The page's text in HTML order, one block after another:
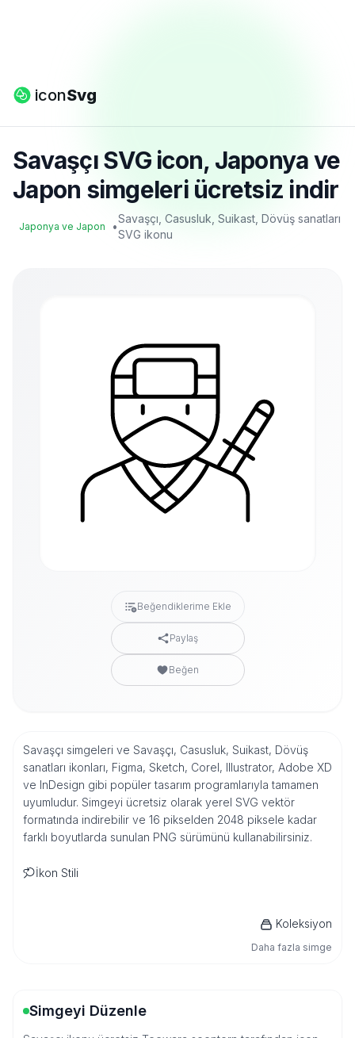
iconSvg
Savaşçı SVG icon, Japonya ve
Japon simgeleri ücretsiz indir
Japonya ve Japon •
Savaşçı, Casusluk, Suikast, Dövüş sanatları
SVG ikonu
Beğendiklerime Ekle
Paylaş
Beğen
Savaşçı simgeleri ve Savaşçı, Casusluk, Suikast, Dövüş
sanatları ikonları, Figma, Sketch, Corel, Illustrator, Adobe XD
ve InDesign gibi popüler tasarım programlarıyla tamamen
uyumludur. Simgeyi ücretsiz olarak yerel SVG vektör
formatında indirebilir ve 16 pikselden 2048 piksele kadar
farklı boyutlarda sunulan PNG sürümünü kullanabilirsiniz.
İkon Stili
Koleksiyon
Daha fazla simge
Simgeyi Düzenle